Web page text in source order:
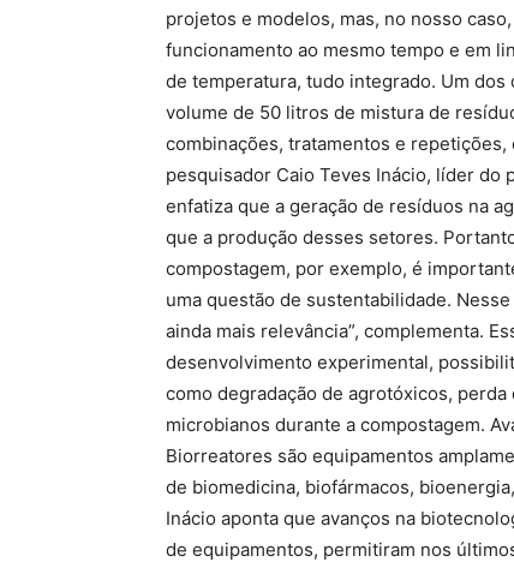
projetos e modelos, mas, no nosso
funcionamento ao mesmo tempo e em
de temperatura, tudo integrado. Um
volume de 50 litros de mistura de
combinações, tratamentos e repetições,
pesquisador Caio Teves Inácio, líder do
enfatiza que a geração de resíduos na
que a produção desses setores.
compostagem, por exemplo, é
uma questão de sustentabilidade.
ainda mais relevância”, complementa.
desenvolvimento experimental,
como degradação de agrotóxicos,
microbianos durante a compostagem.
Biorreatores são equipamentos
de biomedicina, biofármacos,
Inácio aponta que avanços na
de equipamentos, permitiram nos